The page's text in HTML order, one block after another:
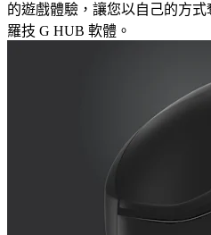
的遊戲體驗，讓您以自己的方
羅技 G HUB 軟體。